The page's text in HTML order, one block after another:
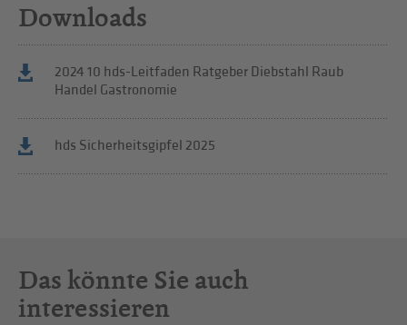
Downloads
2024 10 hds-Leitfaden Ratgeber Diebstahl Raub
Handel Gastronomie
hds Sicherheitsgipfel 2025
Das könnte Sie auch
interessieren